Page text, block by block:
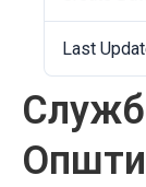
Last